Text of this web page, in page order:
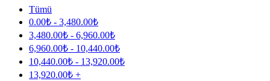
Tümü
0.00₺ - 3,480.00₺
3,480.00₺ - 6,960.00₺
6,960.00₺ - 10,440.00₺
10,440.00₺ - 13,920.00₺
13,920.00₺ +